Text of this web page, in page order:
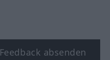
Feedback absenden